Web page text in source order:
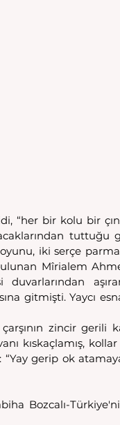
“her bir kolu bir
tuttuğu
iki serçe
Mîrialem
gitmişti. Yaycı
zincir gerili
kıskaçlamış,
“Yay gerip ok
Bozcalı-